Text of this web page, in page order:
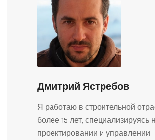
Дмитрий Ястребов
Я работаю в строительной
более 15 лет, специализируясь
проектировании и управлении